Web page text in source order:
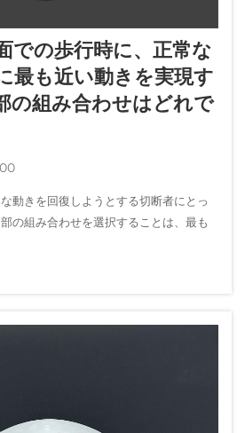
での歩行時に、正常な
最も近い動きを実現す
の組み合わせはどれで
動きを回復しようとする切断者にとっ
の組み合わせを選択することは、最も
くの義足ソリューションは平坦で水平
揮しますが、傾斜面や段差などの複雑